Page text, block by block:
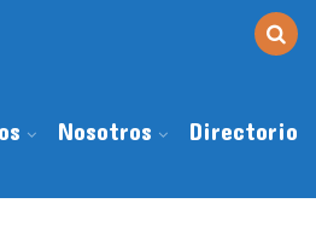
Nosotros Directorio